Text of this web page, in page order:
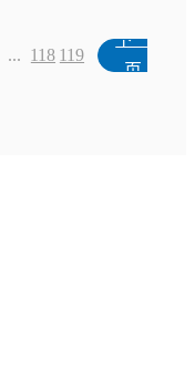
... 118 119
下一
页